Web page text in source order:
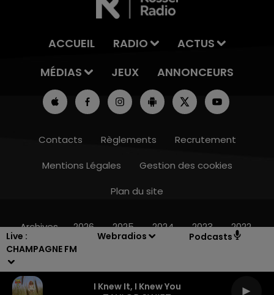
Live :
CHAMPAGNE FM
Webradios Podcasts
I Knew It, I Knew You
ACCUEIL RADIO
ACTUS
MÉDIAS
JEUX ANNONCEURS
Contacts Règlements
Recrutement
Mentions Légales
Gestion des cookies
Plan du site
Archives 2026 2025 2024 2023 2022